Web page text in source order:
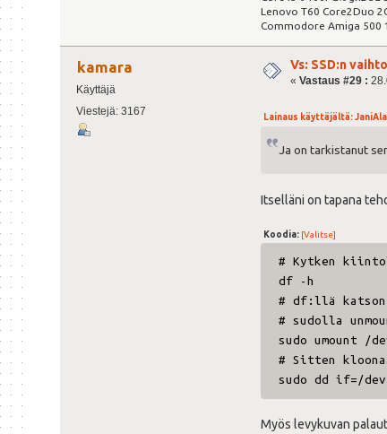
Lenovo T60 Core2Duo
Commodore Amiga 500
kamara
Käyttäjä
Viestejä: 3167
Vs: SSD:n
«Vastaus #29 :
Lainaus käyttäjältä:
Ja on tarkistanut
Itselläni on tapana
Koodia: [Valitse]
# Kytken
df -h
# df:llä
# sudolla
sudo umount /
# Sitten
sudo dd if=/dev/
Myös levykuvan